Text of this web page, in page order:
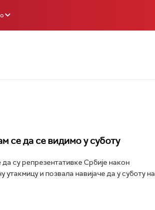
се да се видимо у суботу
су репрезентативке Србије након
и позвала навијаче да у суботу на